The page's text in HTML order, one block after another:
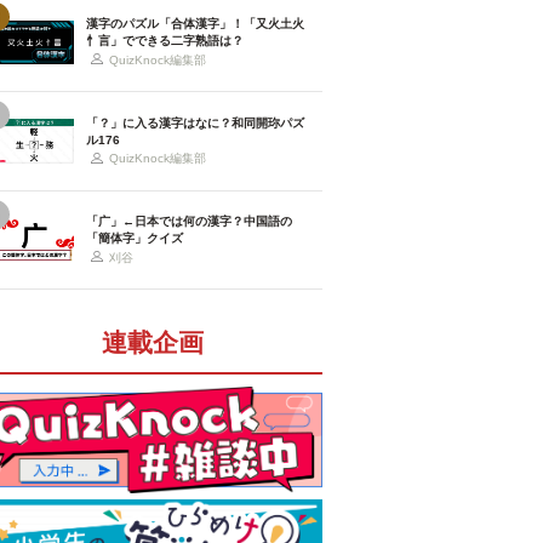
漢字のパズル「合体漢字」！「又火土火
忄言」でできる二字熟語は？
QuizKnock編集部
「？」に入る漢字はなに？和同開珎パズ
ル176
QuizKnock編集部
「广」←日本では何の漢字？中国語の
「簡体字」クイズ
刈谷
連載企画